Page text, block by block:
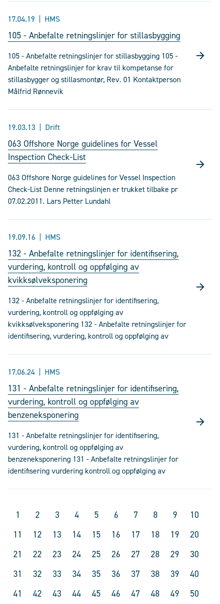
17.04.19 HMS
105 - Anbefalte retningslinjer for stillasbygging
105 - Anbefalte retningslinjer for stillasbygging 105 -
Anbefalte retningslinjer for krav til kompetanse for
stillasbygger og stillasmontør, Rev. 01 Kontaktperson
Målfrid Rønnevik
19.03.13 Drift
063 Offshore Norge guidelines for Vessel
Inspection Check-List
063 Offshore Norge guidelines for Vessel Inspection
Check-List Denne retningslinjen er trukket tilbake pr
07.02.2011. Lars Petter Lundahl
19.09.16 HMS
132 - Anbefalte retningslinjer for identifisering,
vurdering, kontroll og oppfølging av
kvikksølveksponering
132 - Anbefalte retningslinjer for identifisering,
vurdering, kontroll og oppfølging av
kvikksølveksponering 132 - Anbefalte retningslinjer for
identifisering, vurdering, kontroll og oppfølging av
17.06.24 HMS
131 - Anbefalte retningslinjer for identifisering,
vurdering, kontroll og oppfølging av
benzeneksponering
131 - Anbefalte retningslinjer for identifisering,
vurdering, kontroll og oppfølging av
benzeneksponering 131 - Anbefalte retningslinjer for
identifisering vurdering kontroll og oppfølging av
1 2 3 4 5 6 7 8 9
10
11
12 13 14 15 16 17 18 19
20
21
22 23 24 25 26 27 28 29
30
31
32 33 34 35 36 37 38 39
40
41
42 43 44 45 46 47 48 49
50